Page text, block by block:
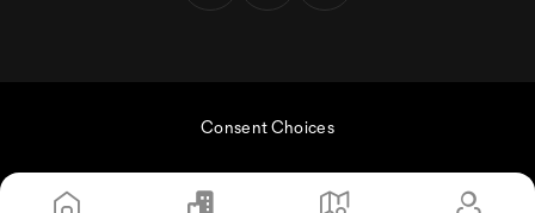
Consent Choices